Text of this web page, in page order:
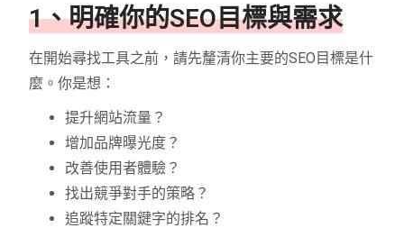
1、明確你的SEO目標與需求
在開始尋找工具之前，請先釐清你主要的SEO目標是什
麼。你是想：
提升網站流量？
增加品牌曝光度？
改善使用者體驗？
找出競爭對手的策略？
追蹤特定關鍵字的排名？